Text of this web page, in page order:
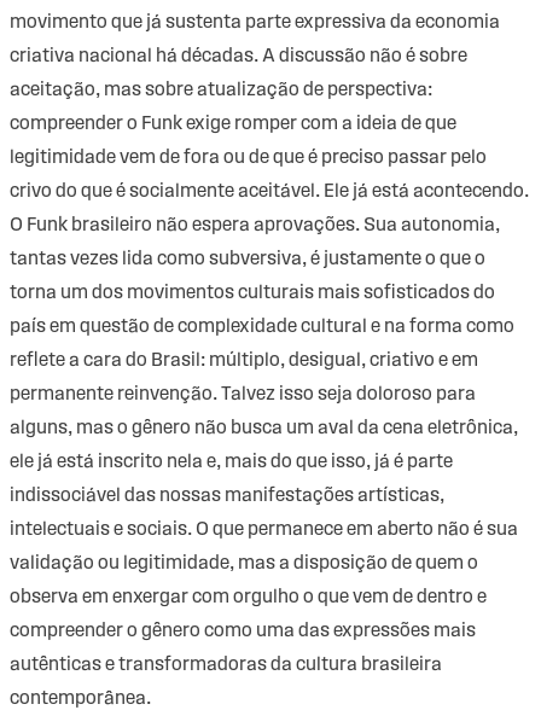
movimento que já sustenta parte expressiva da economia
criativa nacional há décadas. A discussão não é sobre
aceitação, mas sobre atualização de perspectiva:
compreender o Funk exige romper com a ideia de que
legitimidade vem de fora ou de que é preciso passar pelo
crivo do que é socialmente aceitável. Ele já está acontecendo.
O Funk brasileiro não espera aprovações. Sua autonomia,
tantas vezes lida como subversiva, é justamente o que o
torna um dos movimentos culturais mais sofisticados do
país em questão de complexidade cultural e na forma como
reflete a cara do Brasil: múltiplo, desigual, criativo e em
permanente reinvenção. Talvez isso seja doloroso para
alguns, mas o gênero não busca um aval da cena eletrônica,
ele já está inscrito nela e, mais do que isso, já é parte
indissociável das nossas manifestações artísticas,
intelectuais e sociais. O que permanece em aberto não é sua
validação ou legitimidade, mas a disposição de quem o
observa em enxergar com orgulho o que vem de dentro e
compreender o gênero como uma das expressões mais
autênticas e transformadoras da cultura brasileira
contemporânea.